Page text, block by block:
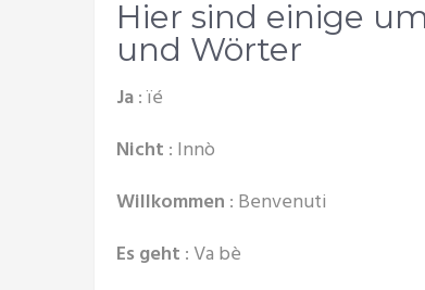
Hier sind einige
und Wörter
Ja: ïé
Nicht : Innò
Willkommen : Benvenuti
Es geht : Va bè